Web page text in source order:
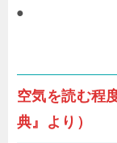
●
空気を読む程
典』より）